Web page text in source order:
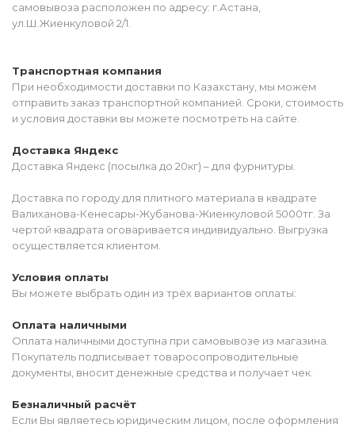
самовывоза расположен по адресу: г.Астана,
ул.Ш.Жиенкуловой 2/1.
Транспортная компания
При необходимости доставки по Казахстану, мы можем
отправить заказ транспортной компанией. Сроки, стоимость
и условия доставки вы можете посмотреть на сайте.
Доставка Яндекс
Доставка Яндекс (посылка до 20кг) – для фурнитуры.
Доставка по городу для плитного материала в квадрате
Валиханова-Кенесары-Жубанова-Жиенкуловой 5000тг. За
чертой квадрата оговаривается индивидуально. Выгрузка
осуществляется клиентом.
Условия оплаты
Вы можете выбрать один из трёх вариантов оплаты:
Оплата наличными
Оплата наличными доступна при самовывозе из магазина.
Покупатель подписывает товаросопроводительные
документы, вносит денежные средства и получает чек.
Безналичный расчёт
Если Вы являетесь юридическим лицом, после оформления